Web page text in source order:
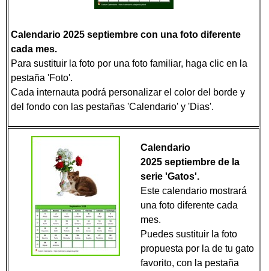
Calendario 2025 septiembre con una foto diferente
cada mes.
Para sustituir la foto por una foto familiar, haga clic en la
pestaña 'Foto'.
Cada internauta podrá personalizar el color del borde y
del fondo con las pestañas 'Calendario' y 'Dias'.
Calendario
2025 septiembre de la
serie 'Gatos'.
Este calendario mostrará
una foto diferente cada
mes.
Puedes sustituir la foto
propuesta por la de tu gato
favorito, con la pestaña